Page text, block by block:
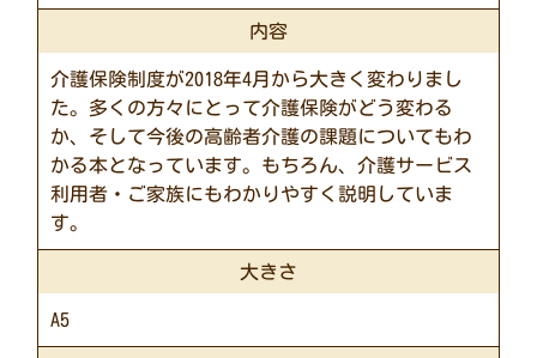
内容
介護保険制度が2018年4月から大きく変わりまし
た。多くの方々にとって介護保険がどう変わる
か、そして今後の高齢者介護の課題についてもわ
かる本となっています。もちろん、介護サービス
利用者・ご家族にもわかりやすく説明していま
す。
大きさ
A5